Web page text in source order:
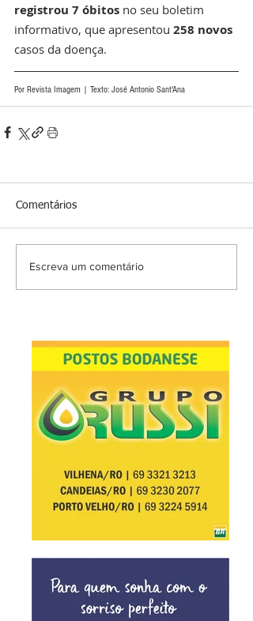
registrou 7 óbitos no seu boletim
informativo, que apresentou 258 novos
casos da doença.
Por Revista Imagem | Texto: José Antonio Sant'Ana
Comentários
Escreva um comentário